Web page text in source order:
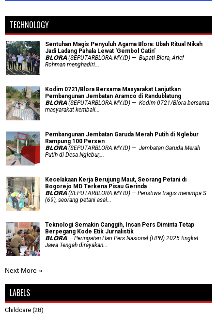
TECHNOLOGY
Sentuhan Magis Penyuluh Agama Blora: Ubah Ritual Nikah
Jadi Ladang Pahala Lewat 'Gembol Catin'
𝗕𝗟𝗢𝗥𝗔 (SEPUTARBLORA.MY.ID) — Bupati Blora, Arief
Rohman menghadiri...
Kodim 0721/Blora Bersama Masyarakat Lanjutkan
Pembangunan Jembatan Aramco di Randublatung
𝗕𝗟𝗢𝗥𝗔 (SEPUTARBLORA.MY.ID) — Kodim 0721/Blora bersama
masyarakat kembali...
Pembangunan Jembatan Garuda Merah Putih di Nglebur
Rampung 100 Persen
𝗕𝗟𝗢𝗥𝗔 (SEPUTARBLORA.MY.ID) — Jembatan Garuda Merah
Putih di Desa Nglebur,...
Kecelakaan Kerja Berujung Maut, Seorang Petani di
Bogorejo MD Terkena Pisau Gerinda
𝗕𝗟𝗢𝗥𝗔 (SEPUTARBLORA.MY.ID) — Peristiwa tragis menimpa S
(69), seorang petani asal...
Teknologi Semakin Canggih, Insan Pers Diminta Tetap
Berpegang Kode Etik Jurnalistik
𝗕𝗟𝗢𝗥𝗔 — Peringatan Hari Pers Nasional (HPN) 2025 tingkat
Jawa Tengah dirayakan...
Next More »
LABELS
Childcare (28)